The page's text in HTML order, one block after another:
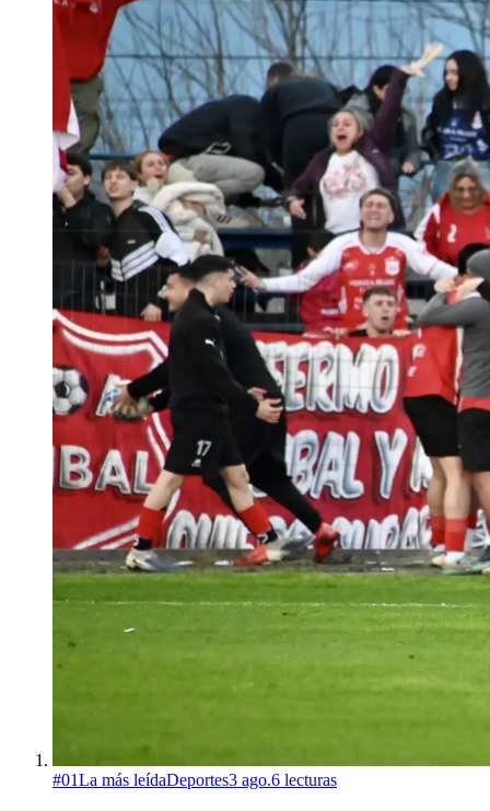
#01La más leídaDeportes3 ago.6 lecturas